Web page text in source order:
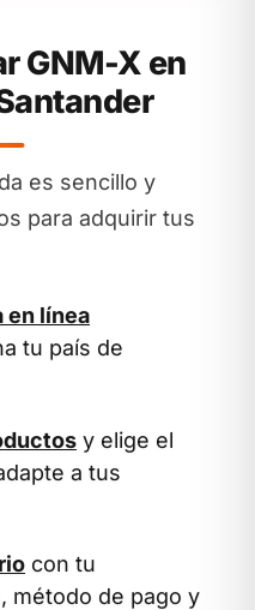
GNM-X en
es sencillo y
para adquirir tus
en línea
tu país de
y elige el
a tus
con tu
método de pago y